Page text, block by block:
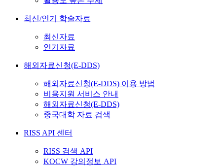
최신/인기 학술자료
최신자료
인기자료
해외자료신청(E-DDS)
해외자료신청(E-DDS) 이용 방법
비용지원 서비스 안내
해외자료신청(E-DDS)
중국대학 자료 검색
RISS API 센터
RISS 검색 API
KOCW 강의정보 API